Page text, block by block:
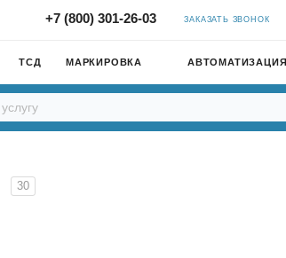
+7 (800) 301-26-03 ЗАКАЗАТЬ ЗВОНОК
ТСД МАРКИРОВКА АВТОМАТИЗАЦИЯ
30